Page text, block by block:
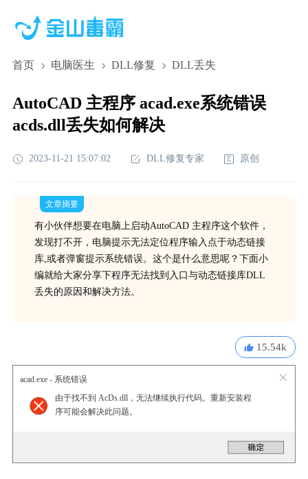
首页 电脑医生 DLL修复 DLL丢失
AutoCAD 主程序 acad.exe系统错误
acds.dll丢失如何解决
2023-11-21 15:07:02 DLL修复专家 原创
文章摘要
有小伙伴想要在电脑上启动AutoCAD 主程序这个软件，
发现打不开，电脑提示无法定位程序输入点于动态链接
库,或者弹窗提示系统错误。这个是什么意思呢？下面小
编就给大家分享下程序无法找到入口与动态链接库DLL
丢失的原因和解决方法。
15.54k
acad.exe - 系统错误
由于找不到 AcDs.dll，无法继续执行代码。重新安装程
序可能会解决此问题。